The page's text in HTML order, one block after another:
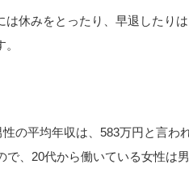
休みをとったり、早退したり
の平均年収は、583万円と言わ
で、20代から働いている女性は